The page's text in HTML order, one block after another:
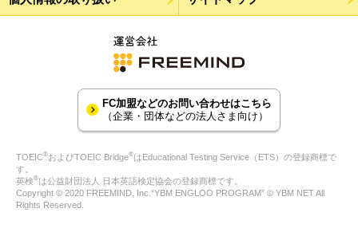
FC加盟などのお問い合わせはこちら
（企業・団体などの法人さま向け）
TOEIC®およびTOEIC Bridge®はEducational Testing Service（ETS）の登録商標で
す。
英検®は公益財団法人 日本英語検定協会の登録商標です。
Copyright © 2020 FREEMIND, Inc.“YBM ENGLOO PROGRAM” © YBM NET All
Rights Reserved.